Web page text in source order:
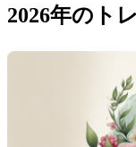
2026年のト